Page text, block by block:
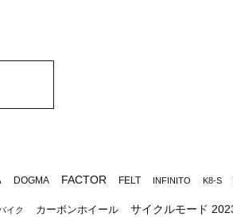
DOGMA FACTOR FELT INFINITO K8-S
イク カーボンホイール サイクルモード